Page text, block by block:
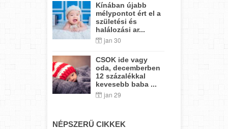
Kínában újabb
mélypontot ért el a
születési és
halálozási ar...
jan 30
CSOK ide vagy
oda, decemberben
12 százalékkal
kevesebb baba ...
jan 29
NÉPSZERŰ CIKKEK